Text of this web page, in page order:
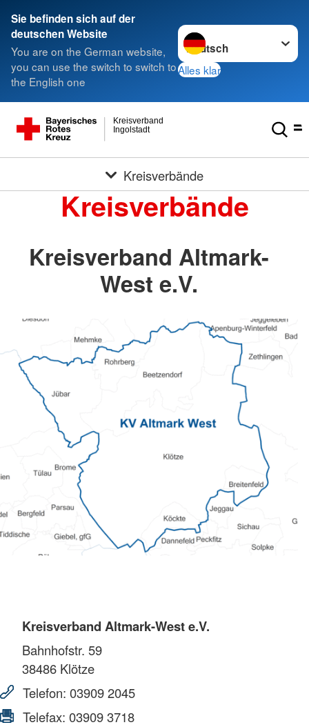
Sie befinden sich auf der
deutschen Website
You are on the German website,
you can use the switch to switch to
the English one
Sprache wechseln zu
Alles klar
Ingolstadt
Kreisverband
Kreisverbände
Kreisverbände
Kreisverband Altmark-
West e.V.
Kreisverband Altmark-West e.V.
Bahnhofstr. 59
38486 Klötze
Telefon: 03909 2045
Telefax: 03909 3718